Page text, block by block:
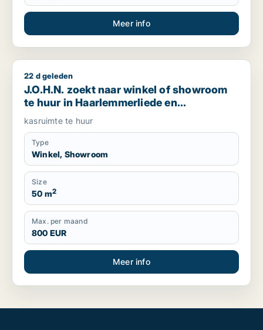
Meer info
J.O.H.N. zoekt naar winkel of showroom te huur in
22 d geleden
J.O.H.N. zoekt naar winkel of showroom
te huur in Haarlemmerliede en
Spaarnwoude of Lisse, The Netherlands
kasruimte te huur
Type
Winkel, Showroom
Size
50 m2
Max. per maand
800 EUR
Meer info